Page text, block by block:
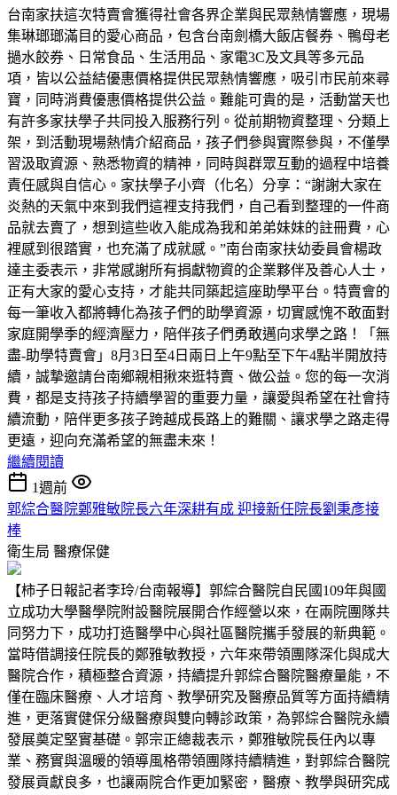
台南家扶這次特賣會獲得社會各界企業與民眾熱情響應，現場
集琳瑯瑯滿目的愛心商品，包含台南劍橋大飯店餐券、鴨母老
撾水餃券、日常食品、生活用品、家電3C及文具等多元品
項，皆以公益結優惠價格提供民眾熱情響應，吸引市民前來尋
寶，同時消費優惠價格提供公益。難能可貴的是，活動當天也
有許多家扶學子共同投入服務行列。從前期物資整理、分類上
架，到活動現場熱情介紹商品，孩子們參與實際參與，不僅學
習汲取資源、熟悉物資的精神，同時與群眾互動的過程中培養
責任感與自信心。家扶學子小齊（化名）分享：“謝謝大家在
炎熱的天氣中來到我們這裡支持我們，自己看到整理的一件商
品就去賣了，想到這些收入能成為我和弟弟妹妹的註冊費，心
裡感到很踏實，也充滿了成就感。”南台南家扶幼委員會楊政
達主委表示，非常感謝所有捐獻物資的企業夥伴及善心人士，
正有大家的愛心支持，才能共同築起這座助學平台。特賣會的
每一筆收入都將轉化為孩子們的助學資源，切實感愧不敢面對
家庭開學季的經濟壓力，陪伴孩子們勇敢邁向求學之路！「無
盡-助學特賣會」8月3日至4日兩日上午9點至下午4點半開放持
續，誠摯邀請台南鄉親相揪來逛特賣、做公益。您的每一次消
費，都是支持孩子持續學習的重要力量，讓愛與希望在社會持
續流動，陪伴更多孩子跨越成長路上的難關、讓求學之路走得
更遠，迎向充滿希望的無盡未來！
繼續閱讀
1週前
郭綜合醫院鄭雅敏院長六年深耕有成 迎接新任院長劉秉彥接
棒
衛生局 醫療保健
【柿子日報記者李玲/台南報導】郭綜合醫院自民國109年與國
立成功大學醫學院附設醫院展開合作經營以來，在兩院團隊共
同努力下，成功打造醫學中心與社區醫院攜手發展的新典範。
當時借調接任院長的鄭雅敏教授，六年來帶領團隊深化與成大
醫院合作，積極整合資源，持續提升郭綜合醫院醫療量能，不
僅在臨床醫療、人才培育、教學研究及醫療品質等方面持續精
進，更落實健保分級醫療與雙向轉診政策，為郭綜合醫院永續
發展奠定堅實基礎。郭宗正總裁表示，鄭雅敏院長任內以專
業、務實與溫暖的領導風格帶領團隊持續精進，對郭綜合醫院
發展貢獻良多，也讓兩院合作更加緊密，醫療、教學與研究成